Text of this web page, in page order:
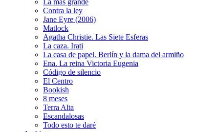
Contra la ley
Jane Eyre (2006)
Matlock
Agatha Christie. Las Siete Esferas
La caza. Irati
La casa de papel. Berlín y la dama del armiño
Ena. La reina Victoria Eugenia
Código de silencio
El Centro
Bookish
8 meses
Terra Alta
Escandalosas
Todo esto te daré